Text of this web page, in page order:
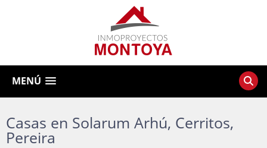
MENÚ
Casas en Solarum Arhú, Cerritos,
Pereira